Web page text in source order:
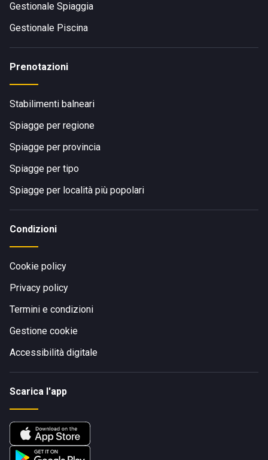
Gestionale Spiaggia
Gestionale Piscina
Prenotazioni
Stabilimenti balneari
Spiagge per regione
Spiagge per provincia
Spiagge per tipo
Spiagge per località più popolari
Condizioni
Cookie policy
Privacy policy
Termini e condizioni
Gestione cookie
Accessibilità digitale
Scarica l'app